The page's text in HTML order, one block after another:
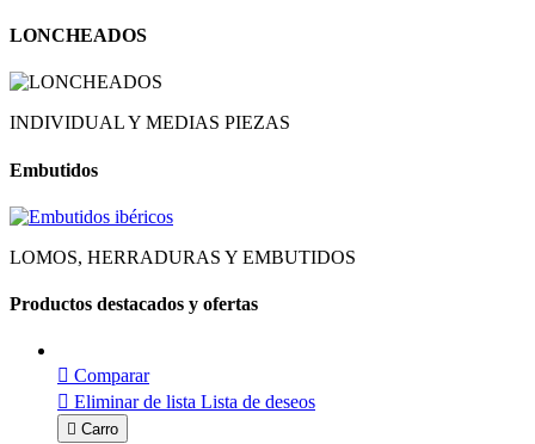
LONCHEADOS
INDIVIDUAL Y MEDIAS PIEZAS
Embutidos
LOMOS, HERRADURAS Y EMBUTIDOS
Productos destacados y ofertas
 Comparar
 Eliminar de lista Lista de deseos
 Carro